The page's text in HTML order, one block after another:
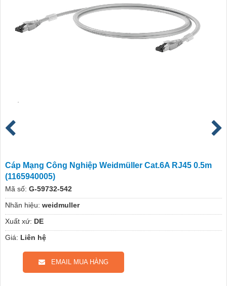
Cáp Mạng Công Nghiệp Weidmüller Cat.6A RJ45 0.5m
(1165940005)
Mã số: G-59732-542
Nhãn hiệu: weidmuller
Xuất xứ: DE
Giá: Liên hệ
EMAIL MUA HÀNG